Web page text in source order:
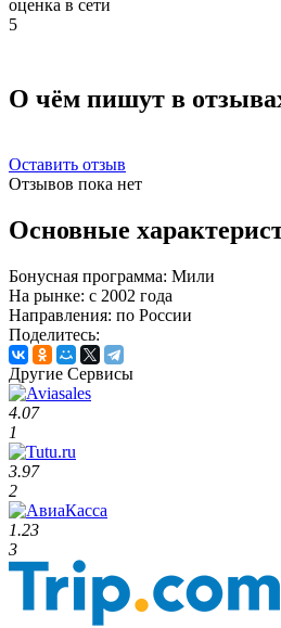
оценка в сети
5
О чём пишут в
Оставить отзыв
Отзывов пока нет
Основные
Бонусная программа: Мили
На рынке: c 2002 года
Направления: по России
Поделитесь:
Другие Сервисы
4.07
1
3.97
2
1.23
3